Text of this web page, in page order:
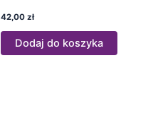
42,00 zł
Dodaj do koszyka